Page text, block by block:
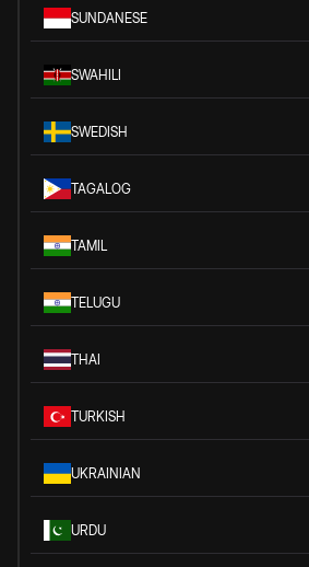
SUNDANESE
SWAHILI
SWEDISH
TAGALOG
TAMIL
TELUGU
THAI
TURKISH
UKRAINIAN
URDU